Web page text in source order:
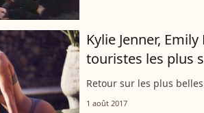
Kylie Jenner,
touristes les plus
Retour sur les plus
1 août 2017